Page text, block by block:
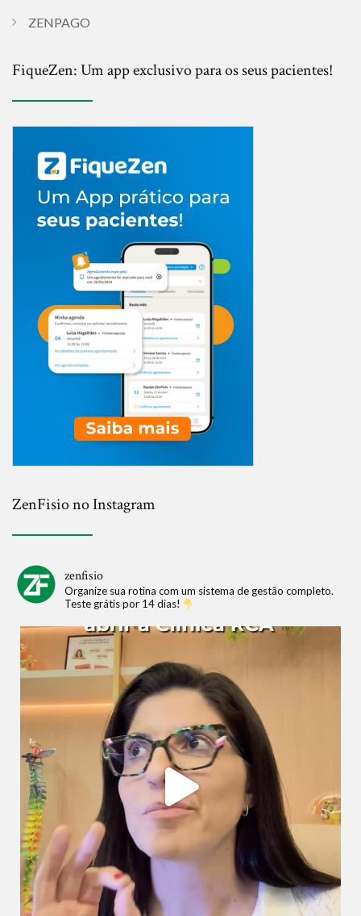
ZENPAGO
FiqueZen: Um app exclusivo para os seus pacientes!
ZenFisio no Instagram
zenfisio
Organize sua rotina com um sistema de gestão completo.
Teste grátis por 14 dias!